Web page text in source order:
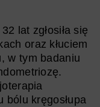
lat zgłosiła się
oraz kłuciem
w tym badaniu
bólu kręgosłupa